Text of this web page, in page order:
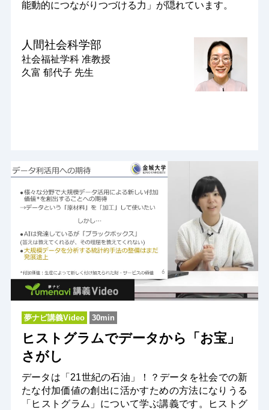
能動的につながりつづける力」が隠れています。
人間社会科学部
社会福祉学科 准教授
久富 郁代子 先生
夢ナビ講義Video 30min
ヒストグラムでデータから「お宝」
さがし
データは「21世紀の石油」！？データを社会での新
たな付加価値の創出に活かすための方法になりうる
「ヒストグラム」について学ぶ講義です。ヒストグ